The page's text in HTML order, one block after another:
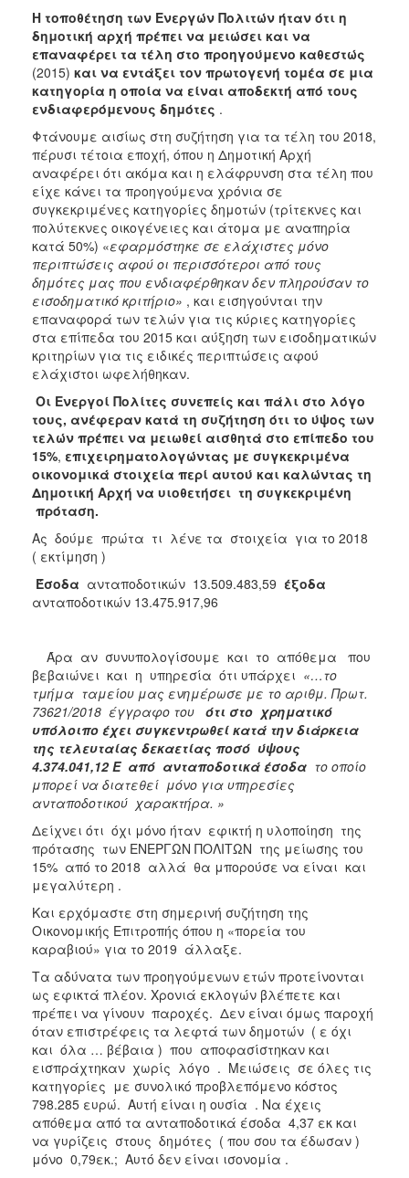
Η τοποθέτηση των Ενεργών Πολιτών ήταν ότι η
δημοτική αρχή πρέπει να μειώσει και να
επαναφέρει τα τέλη στο προηγούμενο καθεστώς
(2015) και να εντάξει τον πρωτογενή τομέα σε μια
κατηγορία η οποία να είναι αποδεκτή από τους
ενδιαφερόμενους δημότες .
Φτάνουμε αισίως στη συζήτηση για τα τέλη του 2018,
πέρυσι τέτοια εποχή, όπου η Δημοτική Αρχή
αναφέρει ότι ακόμα και η ελάφρυνση στα τέλη που
είχε κάνει τα προηγούμενα χρόνια σε
συγκεκριμένες κατηγορίες δημοτών (τρίτεκνες και
πολύτεκνες οικογένειες και άτομα με αναπηρία
κατά 50%) «εφαρμόστηκε σε ελάχιστες μόνο
περιπτώσεις αφού οι περισσότεροι από τους
δημότες μας που ενδιαφέρθηκαν δεν πληρούσαν το
εισοδηματικό κριτήριο» , και εισηγούνται την
επαναφορά των τελών για τις κύριες κατηγορίες
στα επίπεδα του 2015 και αύξηση των εισοδηματικών
κριτηρίων για τις ειδικές περιπτώσεις αφού
ελάχιστοι ωφελήθηκαν.
Οι Ενεργοί Πολίτες συνεπείς και πάλι στο λόγο
τους, ανέφεραν κατά τη συζήτηση ότι το ύψος των
τελών πρέπει να μειωθεί αισθητά στο επίπεδο του
15%, επιχειρηματολογώντας με συγκεκριμένα
οικονομικά στοιχεία περί αυτού και καλώντας τη
Δημοτική Αρχή να υιοθετήσει τη συγκεκριμένη
πρόταση.
Ας δούμε πρώτα τι λένε τα στοιχεία για το 2018
( εκτίμηση )
Έσοδα ανταποδοτικών 13.509.483,59 έξοδα
ανταποδοτικών 13.475.917,96
Άρα αν συνυπολογίσουμε και το απόθεμα που
βεβαιώνει και η υπηρεσία ότι υπάρχει «…το
τμήμα ταμείου μας ενημέρωσε με το αριθμ. Πρωτ.
73621/2018 έγγραφο του ότι στο χρηματικό
υπόλοιπο έχει συγκεντρωθεί κατά την διάρκεια
της τελευταίας δεκαετίας ποσό ύψους
4.374.041,12 Ε από ανταποδοτικά έσοδα το οποίο
μπορεί να διατεθεί μόνο για υπηρεσίες
ανταποδοτικού χαρακτήρα. »
Δείχνει ότι όχι μόνο ήταν εφικτή η υλοποίηση της
πρότασης των ΕΝΕΡΓΩΝ ΠΟΛΙΤΩΝ της μείωσης του
15% από το 2018 αλλά θα μπορούσε να είναι και
μεγαλύτερη .
Και ερχόμαστε στη σημερινή συζήτηση της
Οικονομικής Επιτροπής όπου η «πορεία του
καραβιού» για το 2019 άλλαξε.
Τα αδύνατα των προηγούμενων ετών προτείνονται
ως εφικτά πλέον. Χρονιά εκλογών βλέπετε και
πρέπει να γίνουν παροχές. Δεν είναι όμως παροχή
όταν επιστρέφεις τα λεφτά των δημοτών ( ε όχι
και όλα … βέβαια ) που αποφασίστηκαν και
εισπράχτηκαν χωρίς λόγο . Μειώσεις σε όλες τις
κατηγορίες με συνολικό προβλεπόμενο κόστος
798.285 ευρώ. Αυτή είναι η ουσία . Να έχεις
απόθεμα από τα ανταποδοτικά έσοδα 4,37 εκ και
να γυρίζεις στους δημότες ( που σου τα έδωσαν )
μόνο 0,79εκ.; Αυτό δεν είναι ισονομία .